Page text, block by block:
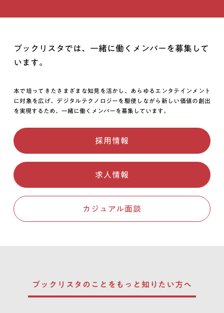
ブックリスタでは、一緒に働くメンバーを募集して
います。
本で培ってきたさまざまな知見を活かし、あらゆるエンタテインメント
に対象を広げ、デジタルテクノロジーを駆使しながら新しい価値の創出
を実現するため、一緒に働くメンバーを募集しています。
採用情報
求人情報
カジュアル面談
ブックリスタのことを もっと知りたい方へ